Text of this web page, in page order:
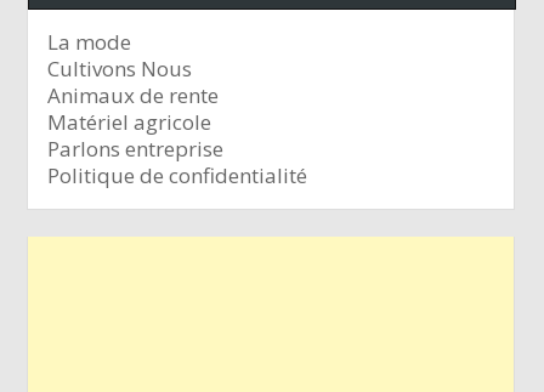
La mode
Cultivons Nous
Animaux de rente
Matériel agricole
Parlons entreprise
Politique de confidentialité